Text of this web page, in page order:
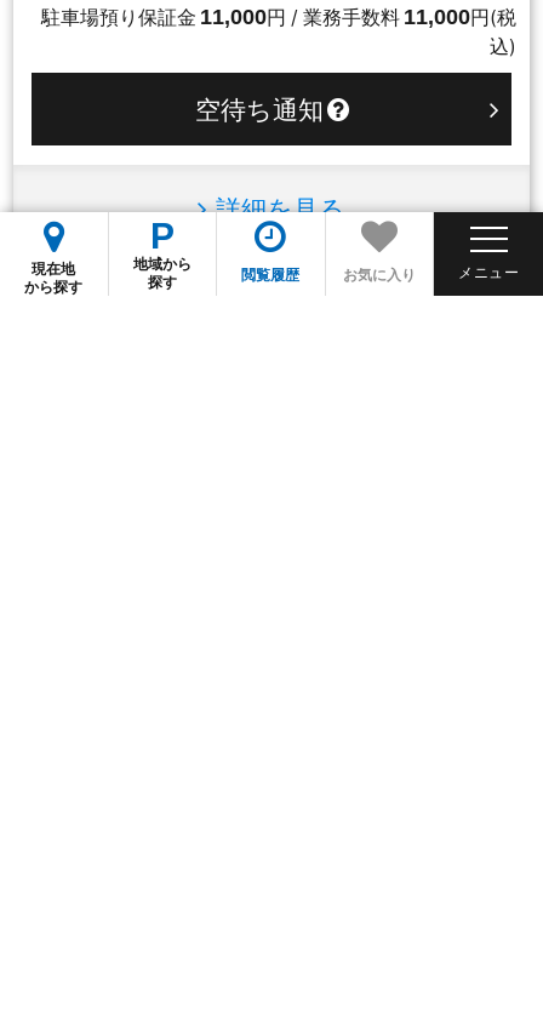
駐車場預り保証金 11,000円 / 業務手数料 11,000円(税
込)
空待ち通知
詳細を見る
お気に入りに追加
現在地
から探す
P
地域から
探す
閲覧履歴 お気に入り